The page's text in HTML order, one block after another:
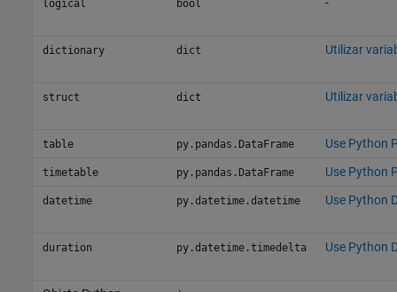
logical bool
dictionary dict Utilizar
struct dict Utilizar
table py.pandas.DataFrame Use Python
timetable py.pandas.DataFrame Use Python
datetime py.datetime.datetime Use Python
duration py.datetime.timedelta Use Python